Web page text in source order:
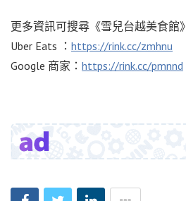
更多資訊可搜尋《雪兒台越美食館》
Uber Eats ： https://rink.cc/zmhnu
Google 商家： https://rink.cc/pmnnd